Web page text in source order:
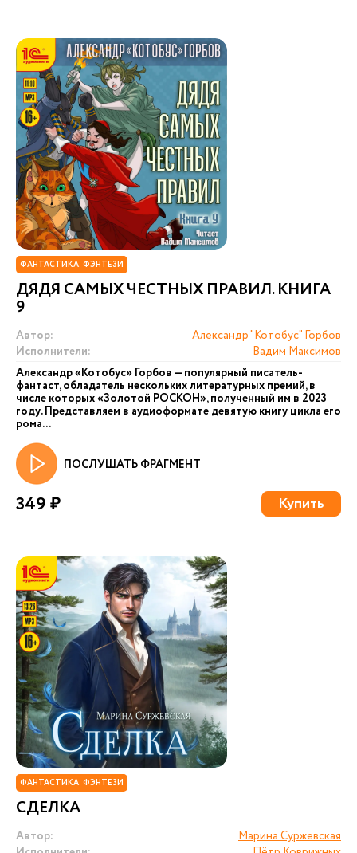
ФАНТАСТИКА. ФЭНТЕЗИ
ДЯДЯ САМЫХ ЧЕСТНЫХ ПРАВИЛ. КНИГА
9
Автор:
Александр "Котобус" Горбов
Исполнители:
Вадим Максимов
Александр «Котобус» Горбов — популярный писатель-
фантаст, обладатель нескольких литературных премий, в
числе которых «Золотой РОСКОН», полученный им в 2023
году. Представляем в аудиоформате девятую книгу цикла его
рома...
ПОСЛУШАТЬ ФРАГМЕНТ
349 ₽ Купить
ФАНТАСТИКА. ФЭНТЕЗИ
СДЕЛКА
Автор:
Марина Суржевская